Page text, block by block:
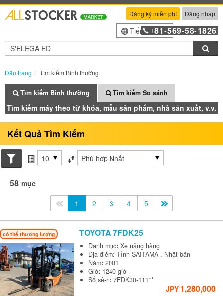
Đăng ký miễn phí Đăng nhập
Tiếng Việt
+81 -569-58-1826
Đầu trang Tìm kiếm Bình thường
Tìm kiếm Bình thường Tìm kiếm So sánh
Tìm kiếm máy theo từ khóa, mẫu sản phẩm, nhà sản xuất, v.v.
Kết Quả Tìm Kiếm
Search conditions
các mục mỗi trang
Sắp xếp theo
58 mục
<<1 2 3 4 5
có thể thương lượng TOYOTA7FDK25
Danh mục:Xe nâng hàng
Địa điểm:Tỉnh SAITAMA , Nhật bản
Năm:2001
Giờ: 1240 giờ
Số sê-ri:7FDK30-111**
JPY 1,280,000